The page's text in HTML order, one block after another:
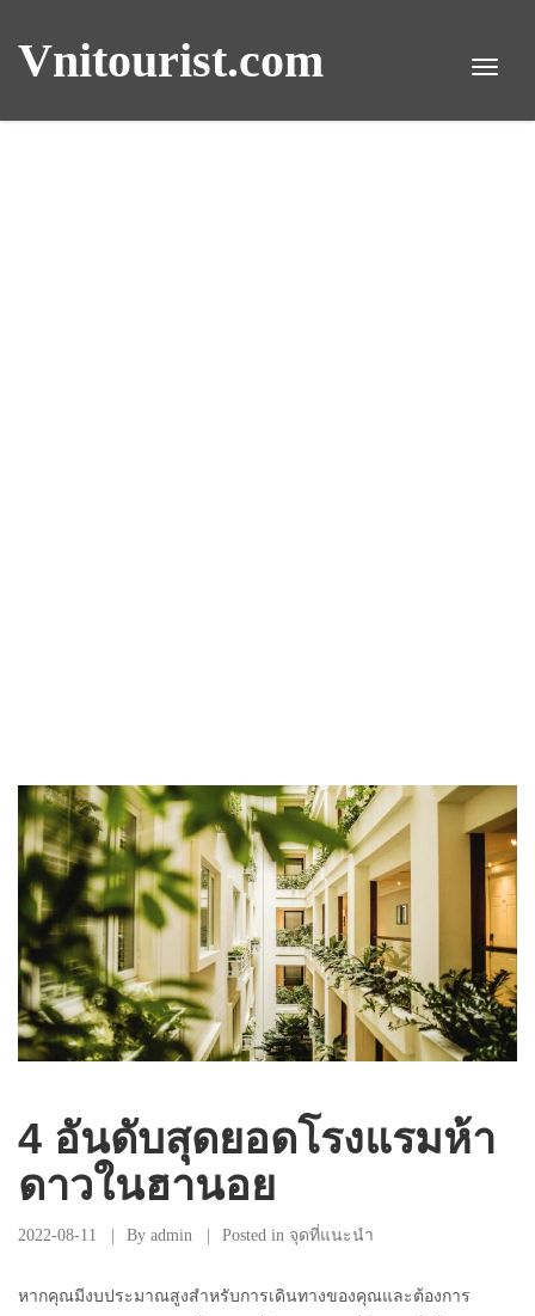
Vnitourist.com
4 อันดับสุดยอดโรงแรมห้า
ดาวในฮานอย
2022-08-11 By admin Posted in จุดที่แนะนำ
หากคุณมีงบประมาณสูงสำหรับการเดินทางของคุณและต้องการ